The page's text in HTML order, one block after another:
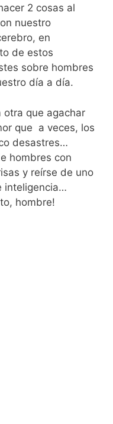
2 cosas al
nuestro
en
de estos
sobre hombres
día a día.
otra que agachar
que a veces, los
desastres…
hombres con
y reírse de uno
inteligencia…
hombre!